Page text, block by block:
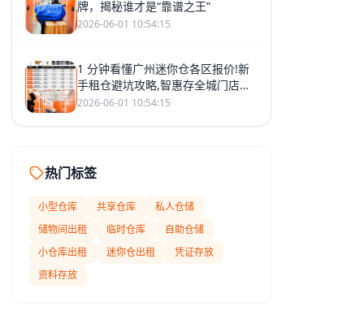
牌，揭秘谁才是“靠谱之王”
2026-06-01 10:54:15
1 分钟看懂广州迷你仓各区报价!新
手租仓避坑攻略,智惠存全城门店全
覆盖
2026-06-01 10:54:15
热门标签
小型仓库 共享仓库
私人仓储
储物间出租
临时仓库
自助仓储
小仓库出租
迷你仓出租
凭证存放
资料存放